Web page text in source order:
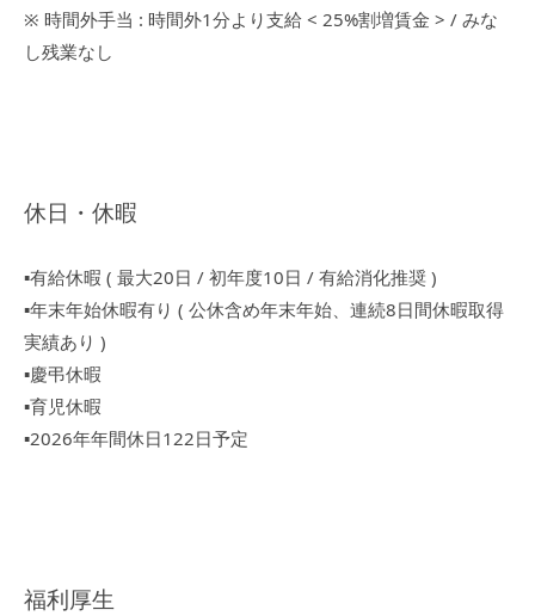
※ 時間外手当 : 時間外1分より支給 < 25%割増賃金 > / みな
し残業なし
休日・休暇
▪︎有給休暇 ( 最大20日 / 初年度10日 / 有給消化推奨 )
▪︎年末年始休暇有り ( 公休含め年末年始、連続8日間休暇取得
実績あり )
▪︎慶弔休暇
▪︎育児休暇
▪︎2026年年間休日122日予定
福利厚生